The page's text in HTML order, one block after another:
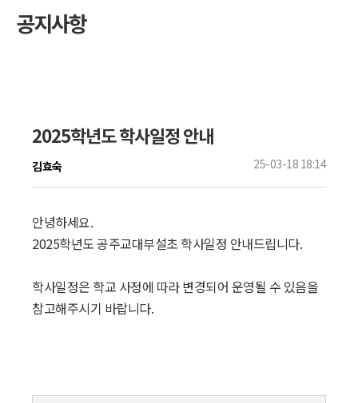
공지사항
2025학년도 학사일정 안내
김효숙 25-03-18 18:14
안녕하세요.
2025학년도 공주교대부설초 학사일정 안내드립니다.
학사일정은 학교 사정에 따라 변경되어 운영될 수 있음을
참고해주시기 바랍니다.